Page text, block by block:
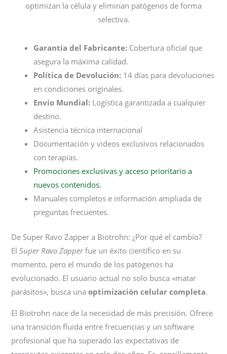
optimizan la célula y eliminan patógenos de forma
selectiva.
Garantía del Fabricante: Cobertura oficial que
asegura la máxima calidad.
Política de Devolución: 14 días para devoluciones
en condiciones originales.
Envío Mundial: Logística garantizada a cualquier
destino.
Asistencia técnica internacional
Documentación y videos exclusivos relacionados
con terapias.
Promociones exclusivas y acceso prioritario a
nuevos contenidos.
Manuales completos e información ampliada de
preguntas frecuentes.
De Super Ravo Zapper a Biotrohn: ¿Por qué el cambio?
ElSuper Ravo Zapperfue un éxito científico en su
momento, pero el mundo de los patógenos ha
evolucionado. El usuario actual no solo busca «matar
parásitos», busca unaoptimización celular completa.
El Biotrohn nace de la necesidad de más precisión. Ofrece
una transición fluida entre frecuencias y un software
profesional que ha superado las expectativas de